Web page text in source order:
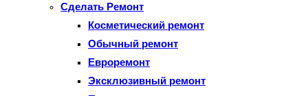
Сделать Ремонт
Косметический ремонт
Обычный ремонт
Евроремонт
Эксклюзивный ремонт